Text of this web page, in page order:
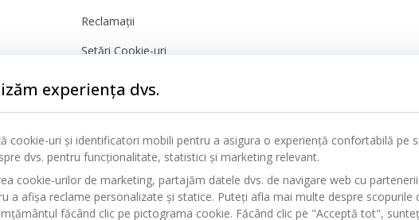
Reclamații
Setări Cookie-uri
Siguranță
experiența dvs.
cookie-uri și identificatori mobili pentru a asigura o experiență confortabilă pe
dvs. pentru funcționalitate, statistici și marketing relevant.
cookie-urilor de marketing, partajăm datele dvs. de navigare web cu
a afișa reclame personalizate și statice. Puteți afla mai multe despre
făcând clic pe pictograma cookie. Făcând clic pe "Acceptă tot",